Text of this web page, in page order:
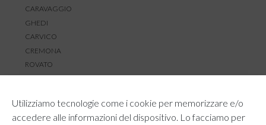
Utilizziamo tecnologie come i cookie per memorizzare e/o
accedere alle informazioni del dispositivo. Lo facciamo per
CARAVAGGIO
GHEDI
CARVICO
CREMONA
ROVATO
TEMPI E COSTI DI SPEDIZIONE